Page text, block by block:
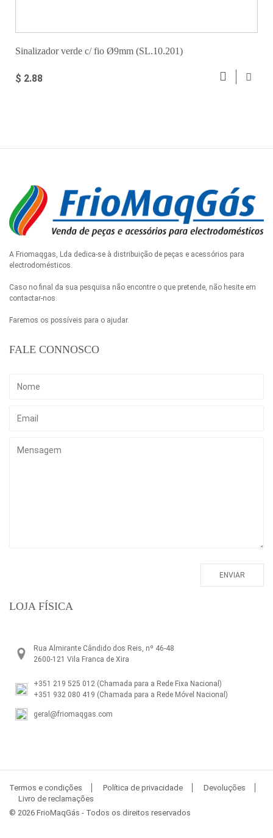
Sinalizador verde c/ fio Ø9mm (SL.10.201)
$ 2.88
A Friomaqgas, Lda dedica-se à distribuição de peças e acessórios para
electrodomésticos.
Caso no final da sua pesquisa não encontre o que pretende, não hesite em
contactar-nos.
Faremos os possíveis para o ajudar.
FALE CONNOSCO
LOJA FÍSICA
Rua Almirante Cândido dos Reis, nº 46-48
2600-121 Vila Franca de Xira
+351 219 525 012 (Chamada para a Rede Fixa Nacional)
+351 932 080 419 (Chamada para a Rede Móvel Nacional)
geral@friomaqgas.com
Termos e condições Política de privacidade
Devoluções
Livro de reclamações
© 2026 FrioMaqGás - Todos os direitos reservados